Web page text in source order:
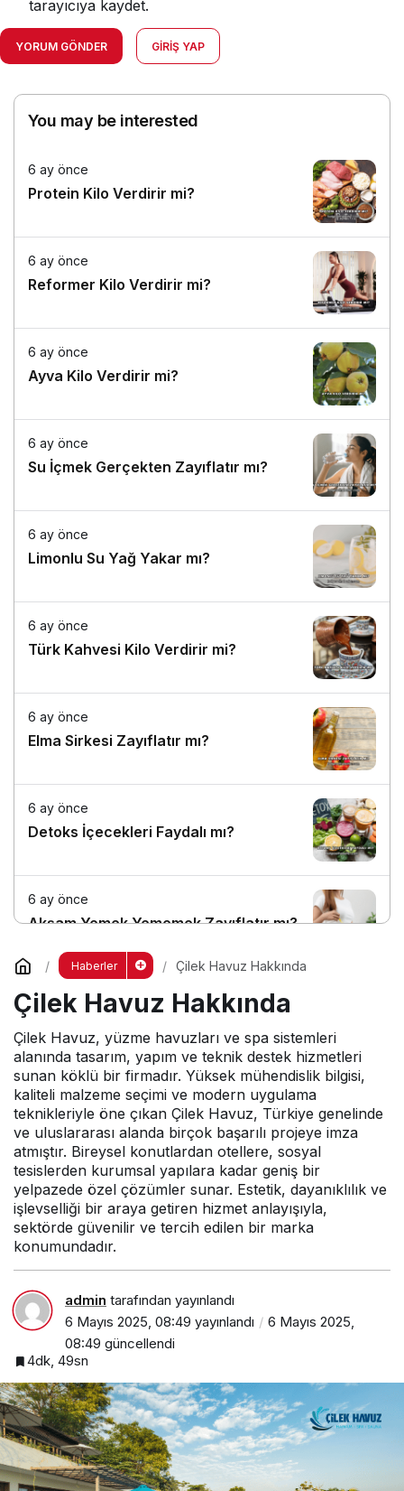
tarayıcıya kaydet.
YORUM GÖNDER GIRIŞ YAP
You may be interested
6 ay önce
Protein Kilo Verdirir mi?
6 ay önce
Reformer Kilo Verdirir mi?
6 ay önce
Ayva Kilo Verdirir mi?
6 ay önce
Su İçmek Gerçekten Zayıflatır mı?
6 ay önce
Limonlu Su Yağ Yakar mı?
6 ay önce
Türk Kahvesi Kilo Verdirir mi?
6 ay önce
Elma Sirkesi Zayıflatır mı?
6 ay önce
Detoks İçecekleri Faydalı mı?
6 ay önce
Akşam Yemek Yememek Zayıflatır mı?
6 ay önce
Aç Yatmak Kilo Verdirir mi?
Haberler Çilek Havuz Hakkında
Çilek Havuz Hakkında
Çilek Havuz, yüzme havuzları ve spa sistemleri
alanında tasarım, yapım ve teknik destek hizmetleri
sunan köklü bir firmadır. Yüksek mühendislik bilgisi,
kaliteli malzeme seçimi ve modern uygulama
teknikleriyle öne çıkan Çilek Havuz, Türkiye genelinde
ve uluslararası alanda birçok başarılı projeye imza
atmıştır. Bireysel konutlardan otellere, sosyal
tesislerden kurumsal yapılara kadar geniş bir
yelpazede özel çözümler sunar. Estetik, dayanıklılık ve
işlevselliği bir araya getiren hizmet anlayışıyla,
sektörde güvenilir ve tercih edilen bir marka
konumundadır.
admin tarafından yayınlandı
6 Mayıs 2025, 08:49 yayınlandı
6 Mayıs 2025,
08:49 güncellendi
4dk, 49sn